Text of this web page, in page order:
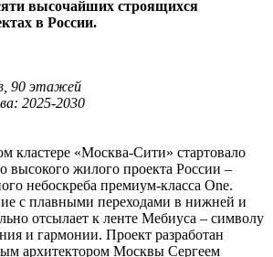
высочайших строящихся
в России.
90 этажей
2025-2030
кластере «Москва-Сити» стартовало
высокого жилого проекта России –
небоскреба премиум-класса One.
с плавными переходами в нижней и
отсылает к ленте Мебиуса – символу
и гармонии. Проект разработан
архитектором Москвы Сергеем